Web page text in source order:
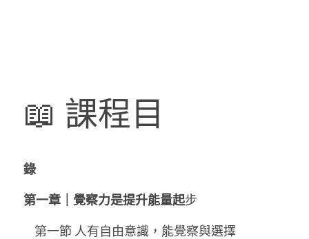
📖 課程目
錄
第一章｜覺察力是提升能量起步
    第一節 人有自由意識，能覺察與選擇